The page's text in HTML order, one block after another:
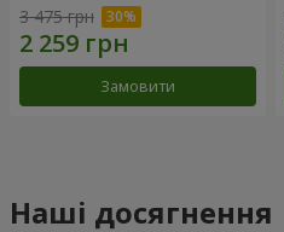
3 475 грн
Замовити
Наші досягнення